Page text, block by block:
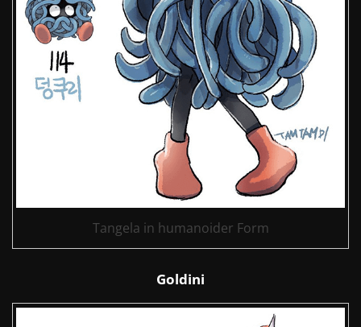
Tangela in humanoider Form
Goldini